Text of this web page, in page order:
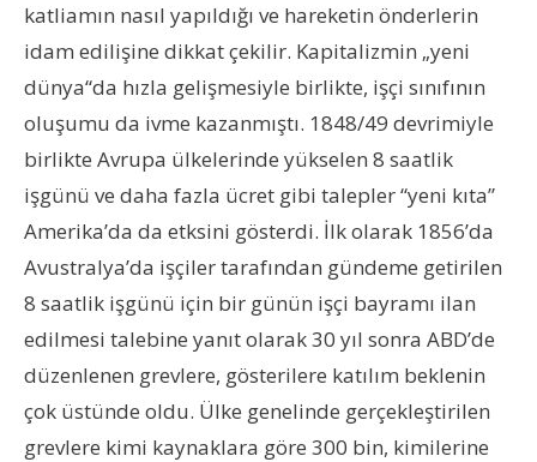
katliamın nasıl yapıldığı ve hareketin önderlerin
idam edilişine dikkat çekilir. Kapitalizmin „yeni
dünya“da hızla gelişmesiyle birlikte, işçi sınıfının
oluşumu da ivme kazanmıştı. 1848/49 devrimiyle
birlikte Avrupa ülkelerinde yükselen 8 saatlik
işgünü ve daha fazla ücret gibi talepler “yeni kıta”
Amerika’da da etksini gösterdi. İlk olarak 1856’da
Avustralya’da işçiler tarafından gündeme getirilen
8 saatlik işgünü için bir günün işçi bayramı ilan
edilmesi talebine yanıt olarak 30 yıl sonra ABD’de
düzenlenen grevlere, gösterilere katılım beklenin
çok üstünde oldu. Ülke genelinde gerçekleştirilen
grevlere kimi kaynaklara göre 300 bin, kimilerine